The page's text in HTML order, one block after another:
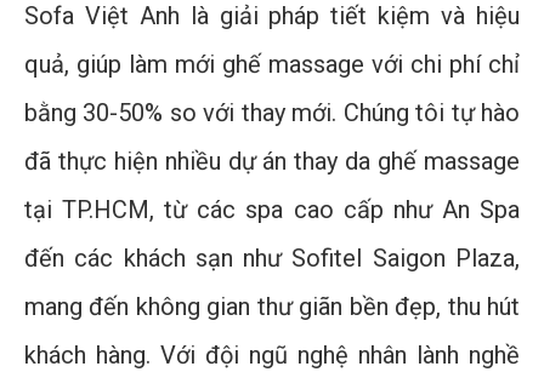
Sofa Việt Anh là giải pháp tiết kiệm và hiệu
quả, giúp làm mới ghế massage với chi phí chỉ
bằng 30-50% so với thay mới. Chúng tôi tự hào
đã thực hiện nhiều dự án thay da ghế massage
tại TP.HCM, từ các spa cao cấp như An Spa
đến các khách sạn như Sofitel Saigon Plaza,
mang đến không gian thư giãn bền đẹp, thu hút
khách hàng. Với đội ngũ nghệ nhân lành nghề